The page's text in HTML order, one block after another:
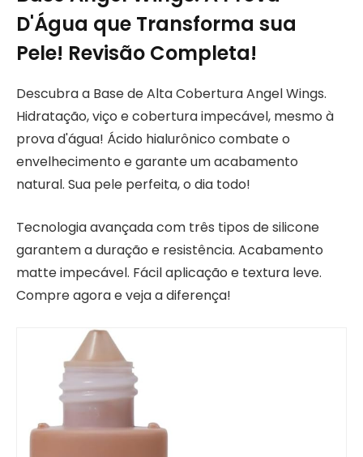
D'Água que Transforma sua
Pele! Revisão Completa!
Descubra a Base de Alta Cobertura Angel Wings.
Hidratação, viço e cobertura impecável, mesmo à
prova d'água! Ácido hialurônico combate o
envelhecimento e garante um acabamento
natural. Sua pele perfeita, o dia todo!
Tecnologia avançada com três tipos de silicone
garantem a duração e resistência. Acabamento
matte impecável. Fácil aplicação e textura leve.
Compre agora e veja a diferença!